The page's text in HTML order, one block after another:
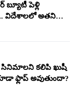
బ్యూటీ పెళ్లి
విదేశాల‌లో అత‌నితో
సినిమాల‌ని క‌లిపి ఖుషీ
ఫ్లాప్ అవుతుందా?